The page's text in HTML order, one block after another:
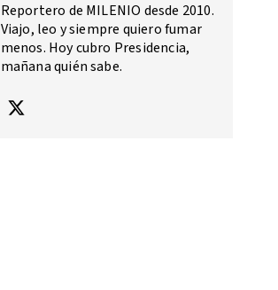
Reportero de MILENIO desde 2010.
Viajo, leo y siempre quiero fumar
menos. Hoy cubro Presidencia,
mañana quién sabe.